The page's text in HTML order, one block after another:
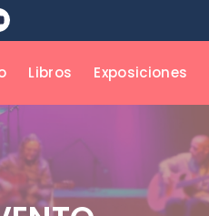
Libros Exposiciones